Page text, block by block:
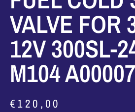
VALVE FOR
12V 300SL-
M104
€120,00